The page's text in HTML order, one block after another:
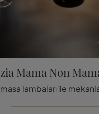
Mama Non